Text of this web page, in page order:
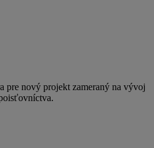
pre nový projekt zameraný na vývoj